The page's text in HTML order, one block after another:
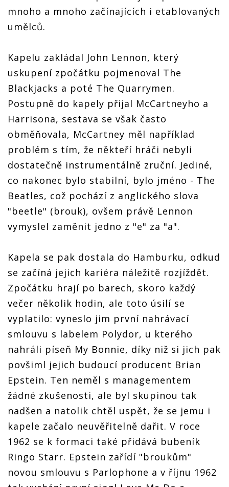
mnoho a mnoho začínajících i etablovaných
umělců.
Kapelu zakládal John Lennon, který
uskupení zpočátku pojmenoval The
Blackjacks a poté The Quarrymen.
Postupně do kapely přijal McCartneyho a
Harrisona, sestava se však často
obměňovala, McCartney měl například
problém s tím, že někteří hráči nebyli
dostatečně instrumentálně zruční. Jediné,
co nakonec bylo stabilní, bylo jméno - The
Beatles, což pochází z anglického slova
"beetle" (brouk), ovšem právě Lennon
vymyslel zaměnit jedno z "e" za "a".
Kapela se pak dostala do Hamburku, odkud
se začíná jejich kariéra náležitě rozjíždět.
Zpočátku hrají po barech, skoro každý
večer několik hodin, ale toto úsilí se
vyplatilo: vyneslo jim první nahrávací
smlouvu s labelem Polydor, u kterého
nahráli píseň My Bonnie, díky niž si jich pak
povšiml jejich budoucí producent Brian
Epstein. Ten neměl s managementem
žádné zkušenosti, ale byl skupinou tak
nadšen a natolik chtěl uspět, že se jemu i
kapele začalo neuvěřitelně dařit. V roce
1962 se k formaci také přidává bubeník
Ringo Starr. Epstein zařídí "broukům"
novou smlouvu s Parlophone a v říjnu 1962